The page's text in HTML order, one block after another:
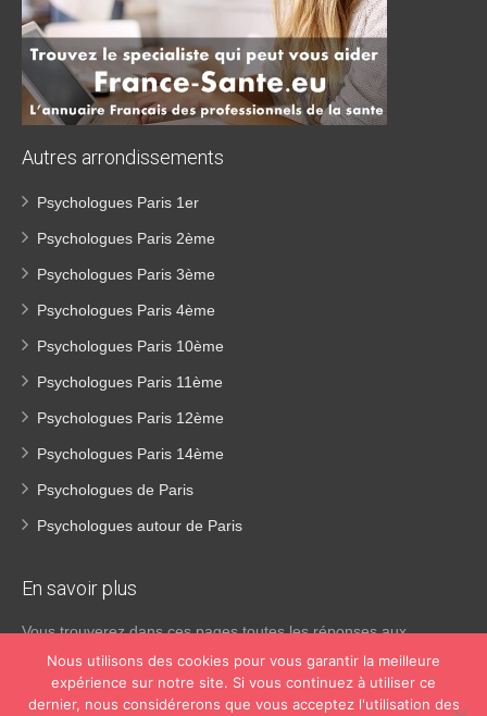
Autres arrondissements
Psychologues Paris 1er
Psychologues Paris 2ème
Psychologues Paris 3ème
Psychologues Paris 4ème
Psychologues Paris 10ème
Psychologues Paris 11ème
Psychologues Paris 12ème
Psychologues Paris 14ème
Psychologues de Paris
Psychologues autour de Paris
En savoir plus
Vous trouverez dans ces pages toutes les réponses aux
questions que vous vous posez généralement à propos des
aspects pratiques de la consultation chez un psychologue. Bien
des gens ne connaissent pas vraiment la différence entre un
Nous utilisons des cookies pour vous garantir la meilleure
expérience sur notre site. Si vous continuez à utiliser ce
dernier, nous considérerons que vous acceptez l'utilisation des